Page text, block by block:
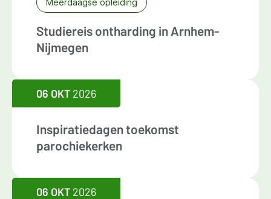
Meerdaagse opleiding
Studiereis ontharding in Arnhem-
Nijmegen
06 OKT 2026
Inspiratiedagen toekomst
parochiekerken
06 OKT 2026